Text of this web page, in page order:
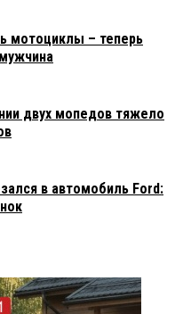
мотоциклы – теперь
двух мопедов тяжело
в автомобиль Ford: